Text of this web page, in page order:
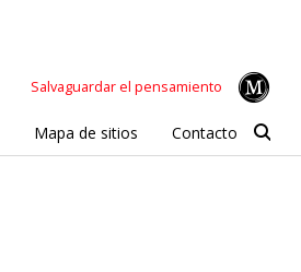
Salvaguardar el pensamiento
Mapa de sitios Contacto